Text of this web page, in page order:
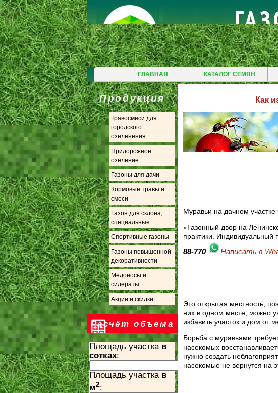
ГЛАВНАЯ КАТАЛОГ СЕМЯН
Продукция
Травосмеси для
городского
озеленения
Придорожное
озеление
Газоны для дачи
Кормовые травы и
смеси
Газон для склона,
специальные
Спортивные газоны
Газоны повышенной
декоративности
Медоносы и
сидераты
Акции и скидки
Расчёт объема
Площадь участка в
сотках:
Площадь участка в
м2:
Как
Муравьи на дачном
«Газонный двор на
практики. Индивидуальный
88-770
Написать в
Это открытая местность,
них в одном месте, можно
избавить участок и дом от
Борьба с муравьями
насекомых
нужно создать
насекомые не вернутся на